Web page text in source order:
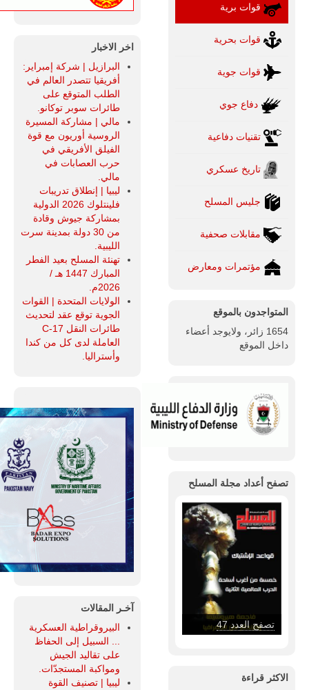
قوات برية
قوات بحرية
قوات جوية
دفاع جوي
تقنيات دفاعية
تاريخ عسكري
جليس المسلح
مقابلات صحفية
مؤتمرات ومعارض
المتواجدون بالموقع
1654 زائر، ولايوجد أعضاء
داخل الموقع
تصفح أعداد مجلة المسلح
تصفح العدد 47
الاكثر قراءة
اخر الاخبار
البرازيل | شركة إمبراير:
أفريقيا تتصدر العالم في
الطلب المتوقع على
طائرات سوبر توكانو.
مالي | مشاركة المسيرة
الروسية أوريون مع قوة
الفيلق الأفريقي في
حرب العصابات في
مالي.
ليبيا | إنطلاق تدريبات
فلينتلوك 2026 الدولية
بمشاركة جيوش وقادة
من 30 دولة بمدينة سرت
الليبية.
تهنئة المسلح بعيد الفطر
المبارك 1447 هـ /
2026م.
الولايات المتحدة | القوات
الجوية توقع عقد لتحديث
طائرات النقل C-17
العاملة لدى كل من كندا
وأستراليا.
آخـر المقالات
البيروقراطية العسكرية
... السبيل إلى الحفاظ
على تقاليد الجيش
ومواكبة المستجدّات.
ليبيا | تصنيف القوة